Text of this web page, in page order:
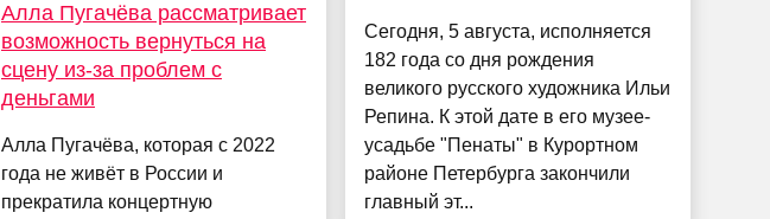
Алла Пугачёва рассматривает
возможность вернуться на
сцену из-за проблем с
деньгами
Алла Пугачёва, которая с 2022
года не живёт в России и
прекратила концертную
Сегодня, 5 августа, исполняется
182 года со дня рождения
великого русского художника Ильи
Репина. К этой дате в его музее-
усадьбе "Пенаты" в Курортном
районе Петербурга закончили
главный эт...